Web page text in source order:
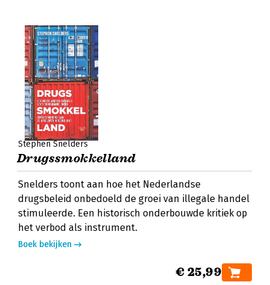
Stephen Snelders
Drugssmokkelland
Snelders toont aan hoe het Nederlandse
drugsbeleid onbedoeld de groei van illegale handel
stimuleerde. Een historisch onderbouwde kritiek op
het verbod als instrument.
Boek bekijken
€ 25,99